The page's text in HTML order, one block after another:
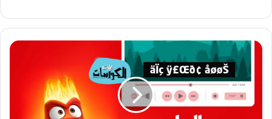
حل
مشكلة
الترجمة
الغير
مفهومة